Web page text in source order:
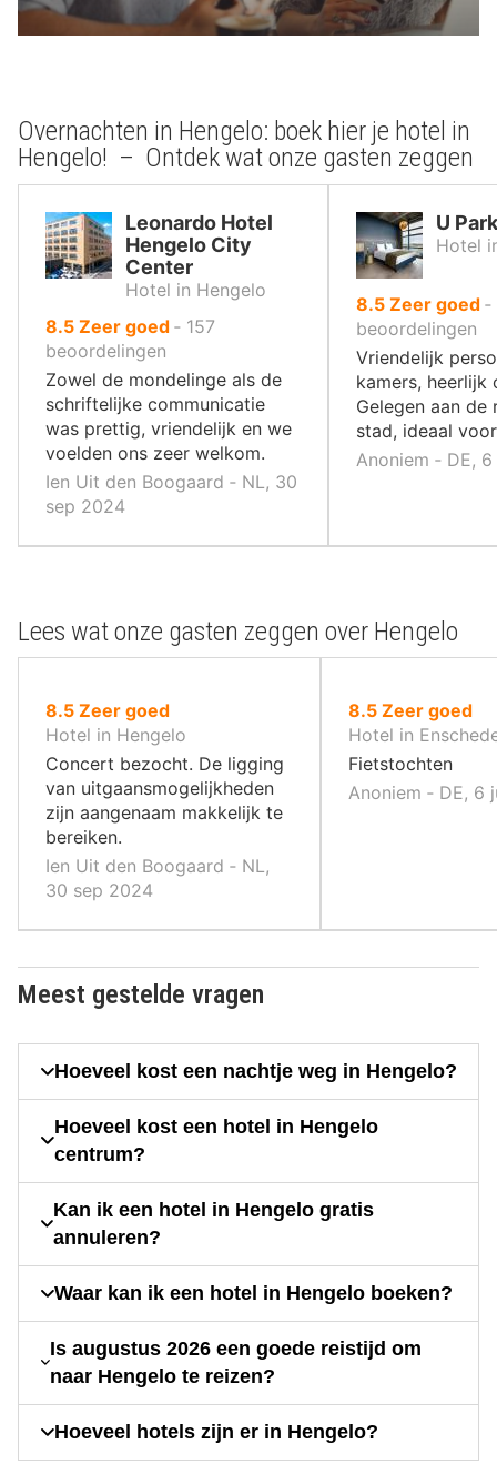
Overnachten in Hengelo: boek hier je hotel in
Hengelo! – Ontdek wat onze gasten zeggen
Leonardo Hotel
Hengelo City
Center
Hotel in Hengelo
8.5uit
10
,
Zeer goed ‐ 157
beoordelingen
Zowel de mondelinge als de
schriftelijke communicatie
was prettig, vriendelijk en we
voelden ons zeer welkom.
Ien Uit den Boogaard ‐ NL, 30
sep 2024
U
Hotel
8.5uit
10
,
Zeer goed ‐
beoordelingen
Vriendelijk
kamers, heerlijk
Gelegen aan de
stad, ideaal
Anoniem ‐ DE,
Lees wat onze gasten zeggen over Hengelo
8.5uit
10
,
Zeer goed
Hotel in Hengelo
Concert bezocht. De ligging
van uitgaansmogelijkheden
zijn aangenaam makkelijk te
bereiken.
Ien Uit den Boogaard ‐ NL,
30 sep 2024
8.5uit
10
,
Zeer goed
Hotel in
Fietstochten
Anoniem ‐ DE, 6
Meest gestelde vragen
Hoeveel kost een nachtje weg in Hengelo?
Hoeveel kost een hotel in Hengelo
centrum?
Kan ik een hotel in Hengelo gratis
annuleren?
Waar kan ik een hotel in Hengelo boeken?
Is augustus 2026 een goede reistijd om
naar Hengelo te reizen?
Hoeveel hotels zijn er in Hengelo?